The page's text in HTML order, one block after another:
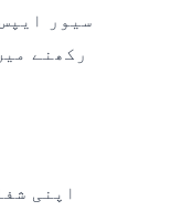
سیور
رکھنے